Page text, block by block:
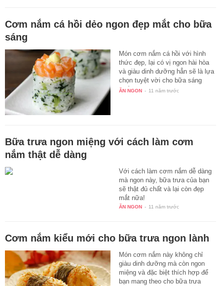
Cơm nắm cá hồi dẻo ngon đẹp mắt cho bữa
sáng
Món cơm nắm cá hồi với hình
thức đẹp, lại có vị ngon hài hòa
và giàu dinh dưỡng hẳn sẽ là lựa
chọn tuyệt vời cho bữa sáng
cuối…
ĂN NGON - 11 năm trước
Bữa trưa ngon miệng với cách làm cơm
nắm thật dễ dàng
Với cách làm cơm nắm dễ dàng
mà ngon này, bữa trưa của bạn
sẽ thật đủ chất và lại còn đẹp
mắt nữa!
ĂN NGON - 11 năm trước
Cơm nắm kiểu mới cho bữa trưa ngon lành
Món cơm nắm này không chỉ
giàu dinh dưỡng mà còn ngon
miệng và đặc biệt thích hợp để
bạn mang theo cho bữa trưa